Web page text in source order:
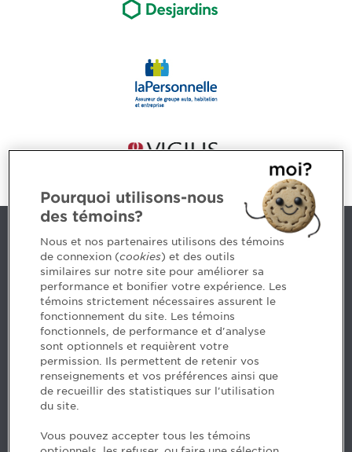
Nous joindre
5, Place Ville Marie, bureau 800, Montréal (Québec)
H3B 2G2
www.cpaquebec.ca
Des questions? Faites appel à notre équipe >
Envie de mettre de l’Ordre dans votre carrière? Voyez
les postes disponibles >
Facebook - Devenir CPA
Pourquoi utilisons-nous
des témoins?
Nous et nos partenaires utilisons des témoins
de connexion (cookies) et des outils
similaires sur notre site pour améliorer sa
performance et bonifier votre expérience. Les
témoins strictement nécessaires assurent le
fonctionnement du site. Les témoins
fonctionnels, de performance et d'analyse
sont optionnels et requièrent votre
permission. Ils permettent de retenir vos
renseignements et vos préférences ainsi que
de recueillir des statistiques sur l'utilisation
du site.
Vous pouvez accepter tous les témoins